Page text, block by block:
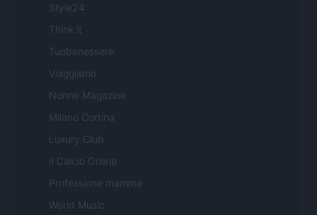
Style24
Think.it
Tuobenessere
Viaggiamo
Nonne Magazine
Milano Cortina
Luxury Club
Il Calcio Online
Professione mamma
World Music